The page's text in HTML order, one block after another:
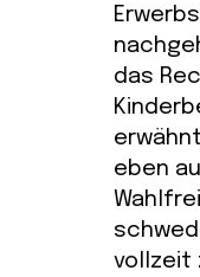
das
eben
vollzeit